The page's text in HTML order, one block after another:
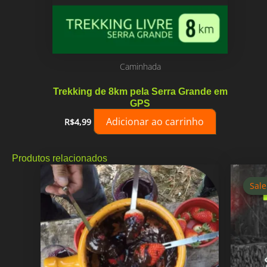
Caminhada
Trekking de 8km pela Serra Grande em
GPS
R$4,99 Adicionar ao carrinho
Produtos relacionados